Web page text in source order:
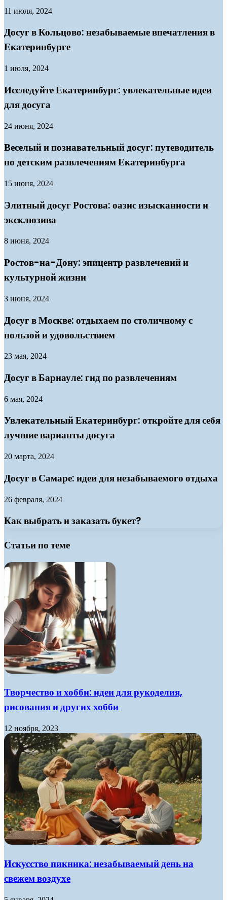
11 июля, 2024
Досуг в Кольцово: незабываемые впечатления в
Екатеринбурге
1 июля, 2024
Исследуйте Екатеринбург: увлекательные идеи
для досуга
24 июня, 2024
Веселый и познавательный досуг: путеводитель
по детским развлечениям Екатеринбурга
15 июня, 2024
Элитный досуг Ростова: оазис изысканности и
эксклюзива
8 июня, 2024
Ростов-на-Дону: эпицентр развлечений и
культурной жизни
3 июня, 2024
Досуг в Москве: отдыхаем по столичному с
пользой и удовольствием
23 мая, 2024
Досуг в Барнауле: гид по развлечениям
6 мая, 2024
Увлекательный Екатеринбург: откройте для себя
лучшие варианты досуга
20 марта, 2024
Досуг в Самаре: идеи для незабываемого отдыха
26 февраля, 2024
Как выбрать и заказать букет?
Статьи по теме
Творчество и хобби: идеи для рукоделия,
рисования и других хобби
12 ноября, 2023
Искусство пикника: незабываемый день на
свежем воздухе